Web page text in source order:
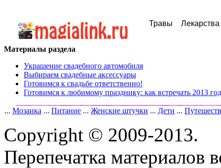
Травы Лекарства
Материалы раздела
Украшение свадебного автомобиля
Выбираем свадебные аксессуары
Готовимся к свадьбе ответственно!
Готовимся к любимому празднику: как встречать 2013 год
... Мозаика ... Питание ... Женские штучки ... Дети ...
Copyright © 2009-2013.
Перепечатка материалов